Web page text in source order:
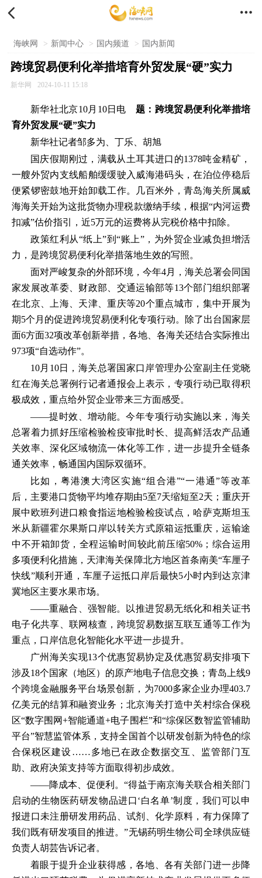
 
海峡网 > 新闻中心 > 国内频道 > 国内新闻
跨境贸易便利化举措培育外贸发展“硬”实力
新华网 2024-10-11 15:18
新华社北京10月10日电 题：跨境贸易便利化举措培
育外贸发展“硬”实力
新华社记者邹多为、丁乐、胡旭
国庆假期刚过，满载从土耳其进口的1378吨金精矿，
一艘外贸内支线船舶缓缓驶入威海港码头，在泊位停稳后
便紧锣密鼓地开始卸载工作。几百米外，青岛海关所属威
海海关开始为这批货物办理税款缴纳手续，根据“内河运费
扣减”估价指引，近5万元的运费将从完税价格中扣除。
政策红利从“纸上”到“账上”，为外贸企业减负担增活
力，是跨境贸易便利化举措落地生效的写照。
面对严峻复杂的外部环境，今年4月，海关总署会同国
家发展改革委、财政部、交通运输部等13个部门组织部署
在北京、上海、天津、重庆等20个重点城市，集中开展为
期5个月的促进跨境贸易便利化专项行动。除了出台国家层
面6方面32项改革创新举措，各地、各海关还结合实际推出
973项“自选动作”。
10月10日，海关总署国家口岸管理办公室副主任党晓
红在海关总署例行记者通报会上表示，专项行动已取得积
极成效，重点给外贸企业带来三方面感受。
——提时效、增动能。今年专项行动实施以来，海关
总署着力抓好压缩检验检疫审批时长、提高鲜活农产品通
关效率、深化区域物流一体化等工作，进一步提升全链条
通关效率，畅通国内国际双循环。
比如，粤港澳大湾区实施“组合港”“一港通”等改革
后，主要港口货物平均堆存期由5至7天缩短至2天；重庆开
展中欧班列进口粮食指运地检验检疫试点，哈萨克斯坦玉
米从新疆霍尔果斯口岸以转关方式原箱运抵重庆，运输途
中不开箱卸货，全程运输时间较此前压缩50%；综合运用
多项便利化措施，天津海关保障北方地区首条南美“车厘子
快线”顺利开通，车厘子运抵口岸后最快5小时内到达京津
冀地区主要水果市场。
——重融合、强智能。以推进贸易无纸化和相关证书
电子化共享、联网核查，跨境贸易数据互联互通等工作为
重点，口岸信息化智能化水平进一步提升。
广州海关实现13个优惠贸易协定及优惠贸易安排项下
涉及18个国家（地区）的原产地电子信息交换；青岛上线9
个跨境金融服务平台场景创新，为7000多家企业办理403.7
亿美元的结算和融资业务；北京海关打造中关村综合保税
区“数字围网+智能通道+电子围栏”和“综保区数智监管辅助
平台”智慧监管体系，支持全国首个以研发创新为特色的综
合保税区建设……多地已在政企数据交互、监管部门互
助、政府决策支持等方面取得初步成效。
——降成本、促便利。“得益于南京海关联合相关部门
启动的生物医药研发物品进口‘白名单’制度，我们可以申
报进口未注册研发用药品、试剂、化学原料，有力保障了
我们既有研发项目的推进。”无锡药明生物公司全球供应链
负责人胡芸告诉记者。
着眼于提升企业获得感，各地、各有关部门进一步降